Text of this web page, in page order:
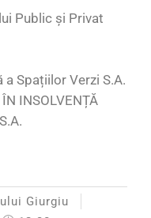
Public și Privat
Spațiilor Verzi S.A.
INSOLVENȚĂ
Giurgiu